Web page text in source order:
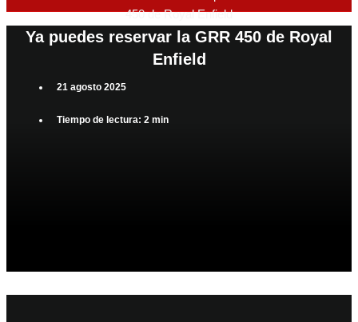
450 de Royal Enfield
Ya puedes reservar la GRR 450 de Royal
Enfield
21 agosto 2025
Tiempo de lectura: 2 min